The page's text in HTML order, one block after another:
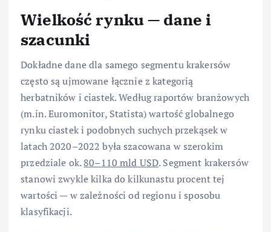
Wielkość rynku — dane i
szacunki
Dokładne dane dla samego segmentu krakersów
często są ujmowane łącznie z kategorią
herbatników i ciastek. Według raportów branżowych
(m.in. Euromonitor, Statista) wartość globalnego
rynku ciastek i podobnych suchych przekąsek w
latach 2020–2022 była szacowana w szerokim
przedziale ok.80–110 mld USD. Segment krakersów
stanowi zwykle kilka do kilkunastu procent tej
wartości — w zależności od regionu i sposobu
klasyfikacji.